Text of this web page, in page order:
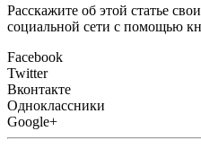
Расскажите об этой статье
социальной сети с помощью
Facebook
Twitter
Вконтакте
Одноклассники
Google+